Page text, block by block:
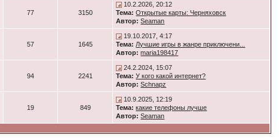
77 3150
10.2.2026, 20:12
Тема: Открытые карты: Черняховск
Автор: Seaman
57 1645
19.10.2017, 4:17
Тема: Лучшие игры в жанре приключени...
Автор: maria198417
94 2241
24.2.2024, 15:07
Тема: У кого какой интернет?
Автор: Schnapz
19 849
10.9.2025, 12:19
Тема: какие телефоны лучше
Автор: Seaman